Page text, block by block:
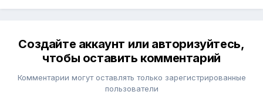
Создайте аккаунт или авторизуйтесь,
чтобы оставить комментарий
Комментарии могут оставлять только зарегистрированные
пользователи